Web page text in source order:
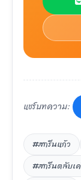
แชร์บทความ:
#สกรีนแก้ว
#สกรีนตลับเ